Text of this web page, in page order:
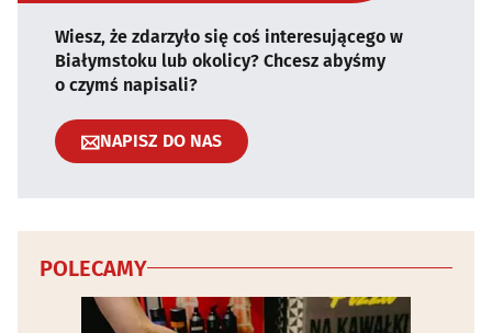
Wiesz, że zdarzyło się coś interesującego w
Białymstoku lub okolicy? Chcesz abyśmy
o czymś napisali?
NAPISZ DO NAS
POLECAMY